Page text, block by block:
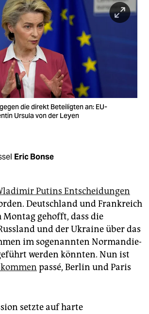
die direkt Beteiligten an: EU-
Ursula von der Leyen
Eric Bonse
Putins Entscheidungen
Deutschland und Frankreich
gehofft, dass die
und der Ukraine über das
im sogenannten Normandie-
werden könnten. Nun ist
passé, Berlin und Paris
setzte auf harte